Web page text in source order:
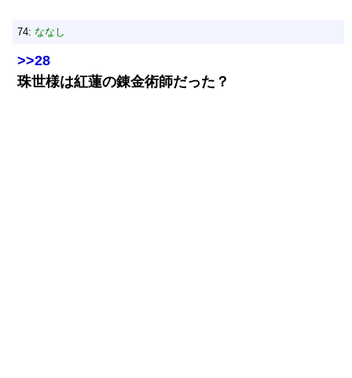
74: ななし
>>28
珠世様は紅蓮の錬金術師だった？